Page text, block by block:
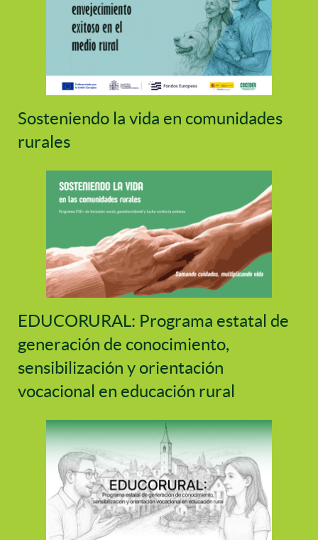
Sosteniendo la vida en comunidades
rurales
EDUCORURAL: Programa estatal de
generación de conocimiento,
sensibilización y orientación
vocacional en educación rural